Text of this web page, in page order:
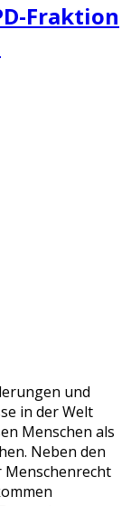
Fraktion
und
in der Welt
Menschen als
Neben den
Menschenrecht